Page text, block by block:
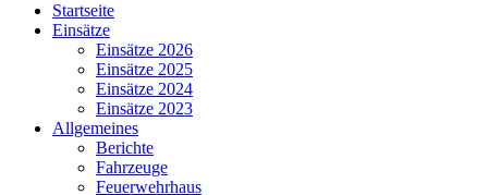
Startseite
Einsätze
Einsätze 2026
Einsätze 2025
Einsätze 2024
Einsätze 2023
Allgemeines
Berichte
Fahrzeuge
Feuerwehrhaus